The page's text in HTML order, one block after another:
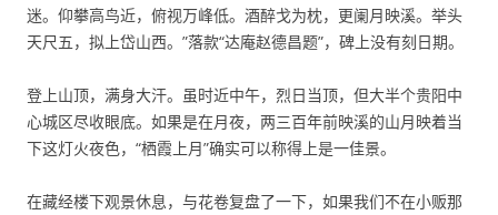
迷。仰攀高鸟近，俯视万峰低。酒醉戈为枕，更阑月映溪。举头
天尺五，拟上岱山西。”落款“达庵赵德昌题”，碑上没有刻日期。
登上山顶，满身大汗。虽时近中午，烈日当顶，但大半个贵阳中
心城区尽收眼底。如果是在月夜，两三百年前映溪的山月映着当
下这灯火夜色，“栖霞上月”确实可以称得上是一佳景。
在藏经楼下观景休息，与花卷复盘了一下，如果我们不在小贩那